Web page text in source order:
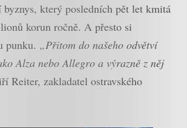
který posledních pět let kmitá
korun ročně. A přesto si
punku. „Přitom do našeho odvětví
Alza nebo Allegro a výrazně z něj
Reiter, zakladatel ostravského